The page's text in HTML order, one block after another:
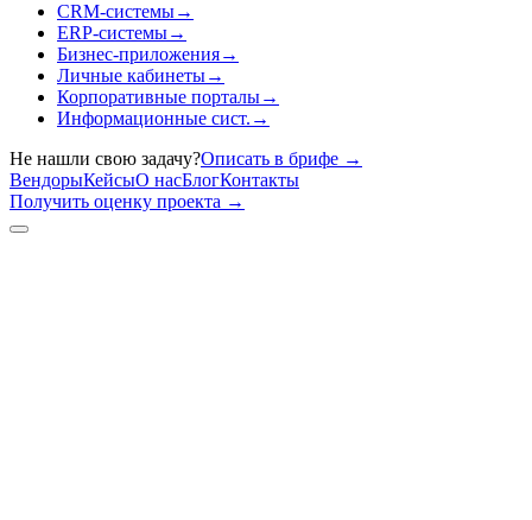
CRM-системы→
ERP-системы→
Бизнес-приложения→
Личные кабинеты→
Корпоративные порталы→
Информационные сист. →
Не нашли свою задачу?Описать в брифе →
ВендорыКейсыО насБлогКонтакты
Получить оценку проекта →